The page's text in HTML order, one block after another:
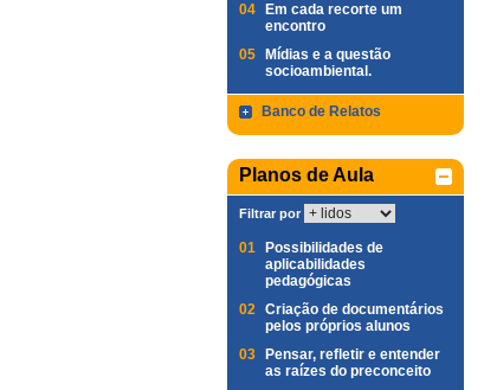
04
Em cada recorte um
encontro
05
Mídias e a questão
socioambiental.
Banco de Relatos
Planos de Aula
Filtrar por
01
Possibilidades de
aplicabilidades
pedagógicas
02 Criação de documentários
pelos próprios alunos
03
Pensar, refletir e entender
as raízes do preconceito